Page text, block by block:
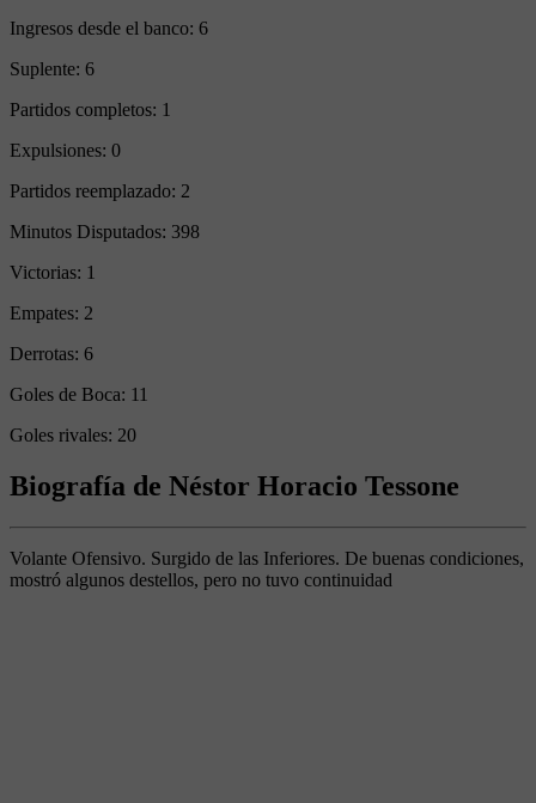
Ingresos desde el banco: 6
Suplente: 6
Partidos completos: 1
Expulsiones: 0
Partidos reemplazado: 2
Minutos Disputados: 398
Victorias: 1
Empates: 2
Derrotas: 6
Goles de Boca: 11
Goles rivales: 20
Biografía de Néstor Horacio Tessone
Volante Ofensivo. Surgido de las Inferiores. De buenas condiciones,
mostró algunos destellos, pero no tuvo continuidad